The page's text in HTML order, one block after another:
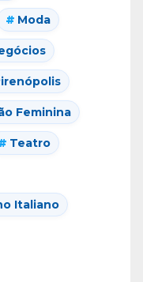
Moda
Feminina
Teatro
Italiano